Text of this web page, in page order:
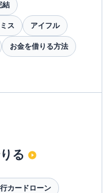
結
ス アイフル
お金を借りる方法
る
カードローン